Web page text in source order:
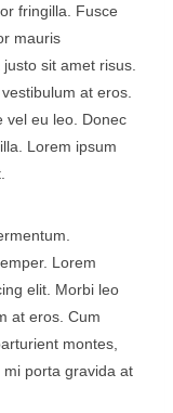
fringilla. Fusce
mauris
sit amet risus.
at eros.
vel eu leo. Donec
Lorem ipsum
Lorem
elit. Morbi leo
at eros. Cum
montes,
porta gravida at